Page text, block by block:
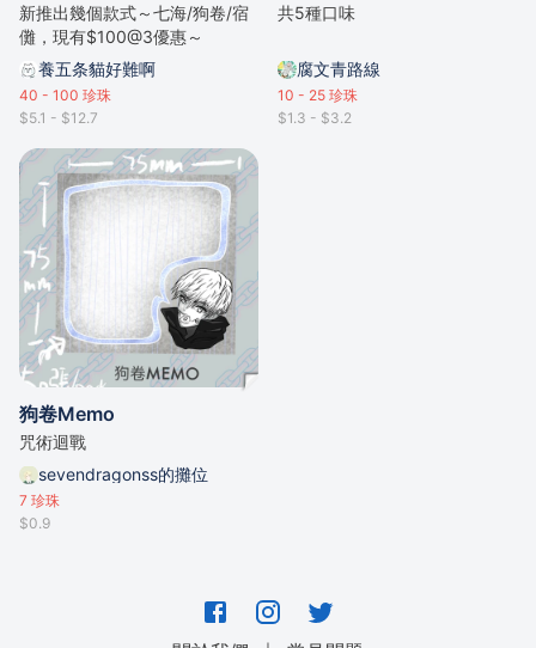
新推出幾個款式～七海/狗卷/宿
儺，現有$100@3優惠～
養五条貓好難啊
40 - 100 珍珠
$5.1 - $12.7
共5種口味
腐文青路線
10 - 25 珍珠
$1.3 - $3.2
狗卷Memo
咒術迴戰
sevendragonss的攤位
7 珍珠
$0.9